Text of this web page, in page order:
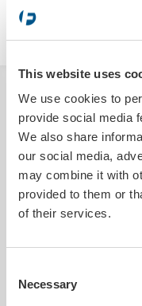
This website uses
We use cookies to
provide social media
We also share
our social media,
may combine it with
provided to them or
of their services.
Selection
Necessary
BESKRIVNING
Skydda fordonets insteg
transparenta skyddsfilm.
tjänstebilar, demobilar
Skyddsfilmen monteras
för skador och slitage när
smuts, skador och
en kostnadseffektiv
Filmen är transparent och